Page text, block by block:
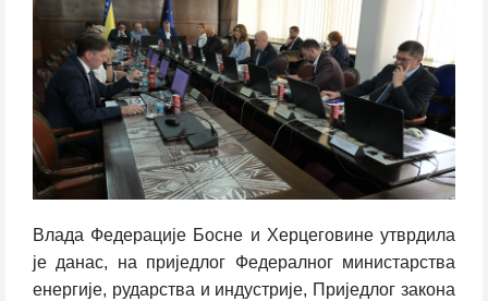
Влада Федерације Босне и Херцеговине утврдила
је данас, на приједлог Федералног министарства
енергије, рударства и индустрије, Приједлог закона